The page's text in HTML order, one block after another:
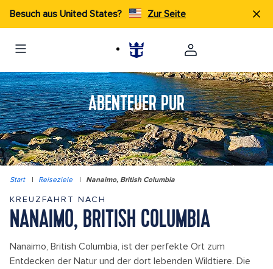
Besuch aus United States? Zur Seite
ABENTEUER PUR
Start | Reiseziele | Nanaimo, British Columbia
KREUZFAHRT NACH
NANAIMO, BRITISH COLUMBIA
Nanaimo, British Columbia, ist der perfekte Ort zum
Entdecken der Natur und der dort lebenden Wildtiere. Die